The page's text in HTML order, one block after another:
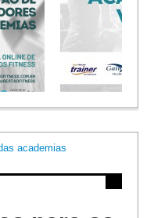
de
Gestão da